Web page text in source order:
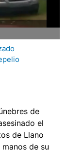
de
el
de Llano
de su